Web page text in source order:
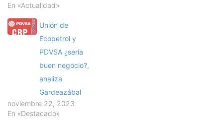
En «Actualidad»
Unión de
Ecopetrol y
PDVSA ¿sería
buen negocio?,
analiza
Gardeazábal
noviembre 22, 2023
En «Destacado»